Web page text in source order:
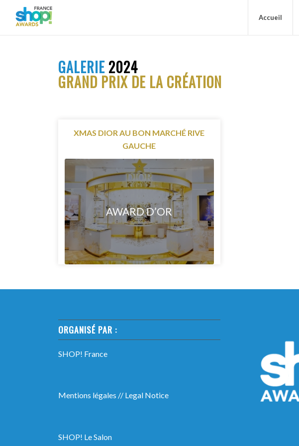
Accueil
GALERIE2024
GRAND PRIX DE LA CRÉATION
XMAS DIOR AU BON MARCHÉ RIVE
GAUCHE
AWARD D’OR
ORGANISÉ PAR :
SHOP! France
Mentions légales // Legal Notice
SHOP! Le Salon